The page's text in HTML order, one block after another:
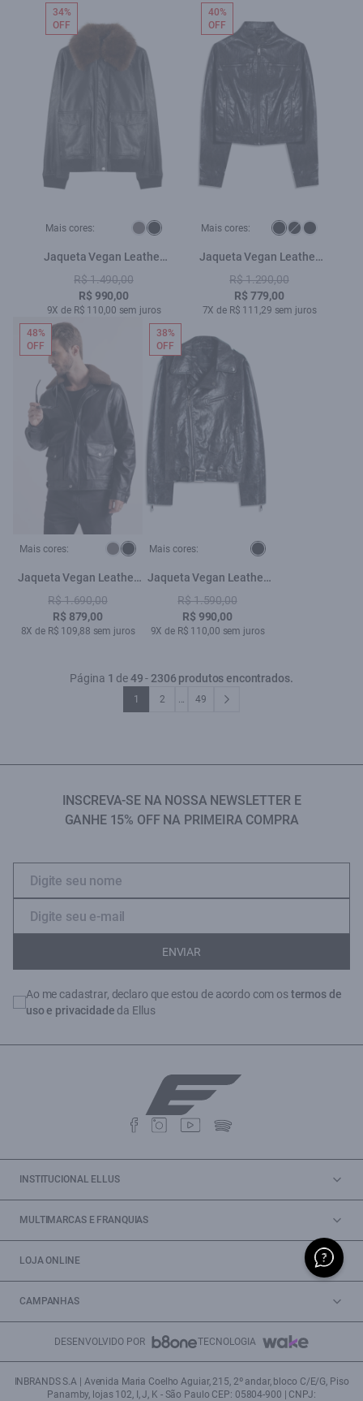
Mais cores:
Jaqueta Vegan Leather
Golf Bomber Fur Preto
R$ 1.490,00
R$ 990,00
9X de R$ 110,00 sem juros
34%
OFF
Mais cores:
Jaqueta Vegan Leather
Biker Preto
R$ 1.290,00
R$ 779,00
7X de R$ 111,29 sem juros
40%
OFF
Mais cores:
Jaqueta Vegan Leather
Golf Classic Fur Preto
R$ 1.690,00
R$ 879,00
8X de R$ 109,88 sem juros
48%
OFF
Mais cores:
Jaqueta Vegan Leather
Belt Preto
R$ 1.590,00
R$ 990,00
9X de R$ 110,00 sem juros
38%
OFF
Página 1 de49- 2306 produtos encontrados.
1 2 ... 49
INSCREVA-SE NA NOSSA NEWSLETTER E
GANHE 15% OFF NA PRIMEIRA COMPRA
ENVIAR
Ao me cadastrar, declaro que estou de acordo com ostermos de
uso e privacidade da Ellus
INSTITUCIONAL ELLUS
MULTIMARCAS E FRANQUIAS
LOJA ONLINE
CAMPANHAS
DESENVOLVIDO POR TECNOLOGIA
INBRANDS S.A | Avenida Maria Coelho Aguiar, 215, 2º andar, bloco C/E/G, Piso
Panamby, lojas 102, I, J, K - São Paulo CEP: 05804-900 | CNPJ: